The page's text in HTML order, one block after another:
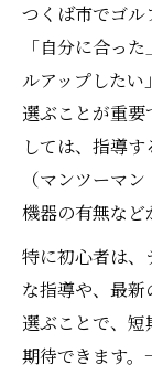
つくば市でゴル
「自分に合っ
ルアップしたい
選ぶことが重要
しては、指導
（マンツーマ
機器の有無など
特に初心者は、
な指導や、最
選ぶことで、
期待できます。